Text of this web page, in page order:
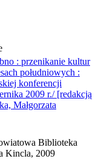
: przenikanie kultur
południowych :
konferencji
2009 r./ [redakcją
Małgorzata
Biblioteka
Kincla, 2009